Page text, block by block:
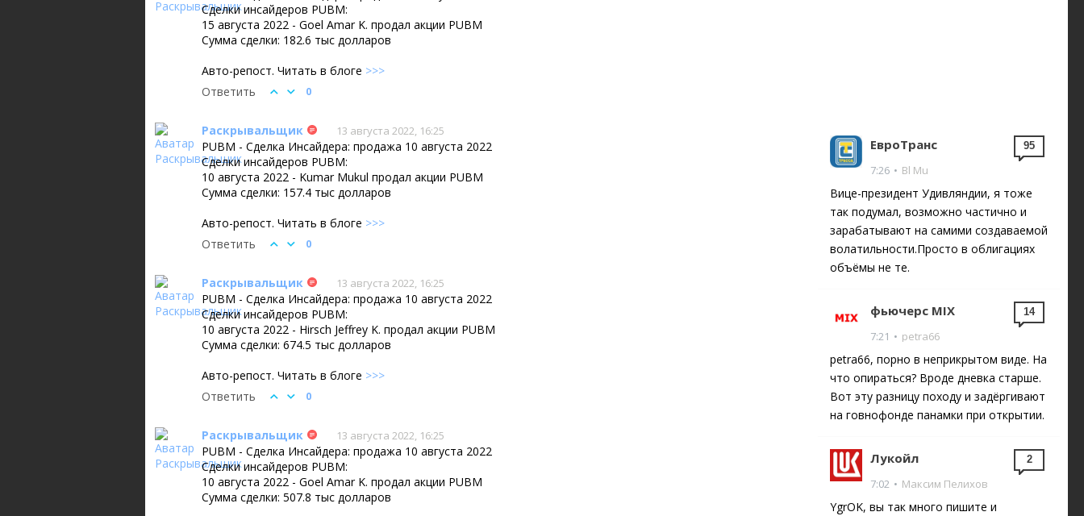
Сделки инсайдеров PUBM:
15 августа 2022 - Goel Amar K. продал акции PUBM
Сумма сделки: 182.6 тыс долларов
Авто-репост. Читать в блоге >>>
Ответить
0
Раскрывальщик 13 августа 2022, 16:25
PUBM - Сделка Инсайдера: продажа 10 августа 2022
Сделки инсайдеров PUBM:
10 августа 2022 - Kumar Mukul продал акции PUBM
Сумма сделки: 157.4 тыс долларов
Авто-репост. Читать в блоге >>>
Ответить
0
Раскрывальщик 13 августа 2022, 16:25
PUBM - Сделка Инсайдера: продажа 10 августа 2022
Сделки инсайдеров PUBM:
10 августа 2022 - Hirsch Jeffrey K. продал акции PUBM
Сумма сделки: 674.5 тыс долларов
Авто-репост. Читать в блоге >>>
Ответить
0
Раскрывальщик 13 августа 2022, 16:25
PUBM - Сделка Инсайдера: продажа 10 августа 2022
Сделки инсайдеров PUBM:
10 августа 2022 - Goel Amar K. продал акции PUBM
Сумма сделки: 507.8 тыс долларов
ЕвроТранс
7:26 • Bl Mu
Вице-президент Удивляндии, я тоже
так подумал, возможно частично и
зарабатывают на самими создаваемой
волатильности.Просто в облигациях
объёмы не те.
95
фьючерс MIX
7:21 • petra66
petra66, порно в неприкрытом виде. На
что опираться? Вроде дневка старше.
Вот эту разницу походу и задёргивают
на говнофонде панамки при открытии.
14
Лукойл
7:02 • Максим Пелихов
YgrOK, вы так много пишите и
2